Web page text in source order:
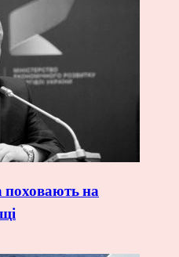
поховають на